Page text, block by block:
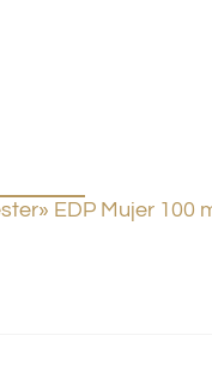
EDP Mujer 100